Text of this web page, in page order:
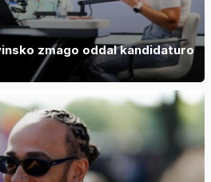
zmago oddal kandidaturo